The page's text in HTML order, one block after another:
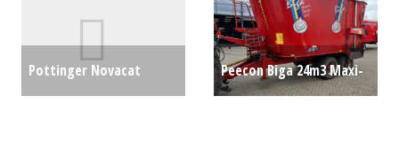
Pottinger Novacat
Peecon Biga 24m3 Maxi-